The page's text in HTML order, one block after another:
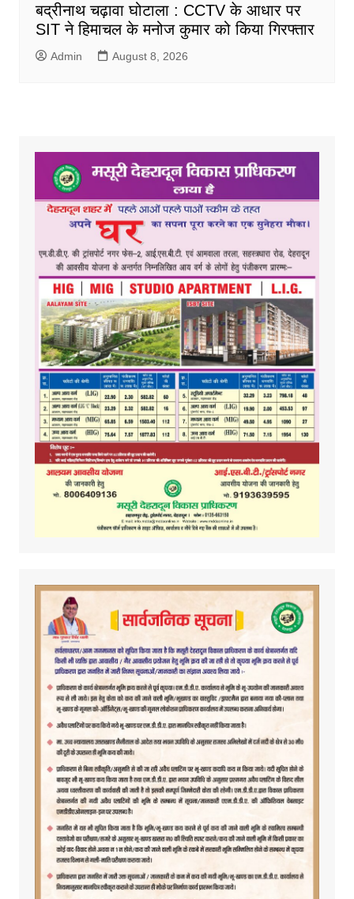
बद्रीनाथ चढ़ावा घोटाला : CCTV के आधार पर
SIT ने हिमाचल के मनोज कुमार को किया गिरफ्तार
Admin August 8, 2026